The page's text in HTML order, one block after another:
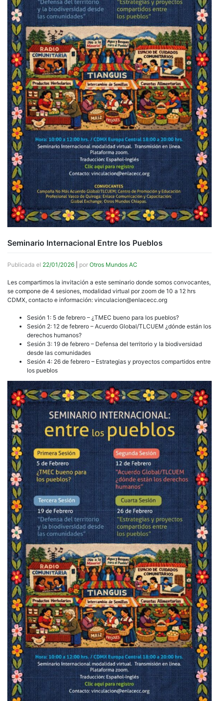
Seminario Internacional Entre los Pueblos
Publicada el 22/01/2026 por Otros Mundos AC
Les compartimos la invitación a este seminario donde somos convocantes,
se compone de 4 sesiones, modalidad virtual por zoom de 10 a 12 hrs
CDMX, contacto e información: vinculacion@enlacecc.org
Sesión 1: 5 de febrero – ¿TMEC bueno para los pueblos?
Sesión 2: 12 de febrero – Acuerdo Global/TLCUEM ¿dónde están los
derechos humanos?
Sesión 3: 19 de febrero – Defensa del territorio y la biodiversidad
desde las comunidades
Sesión 4: 26 de febrero – Estrategias y proyectos compartidos entre
los pueblos